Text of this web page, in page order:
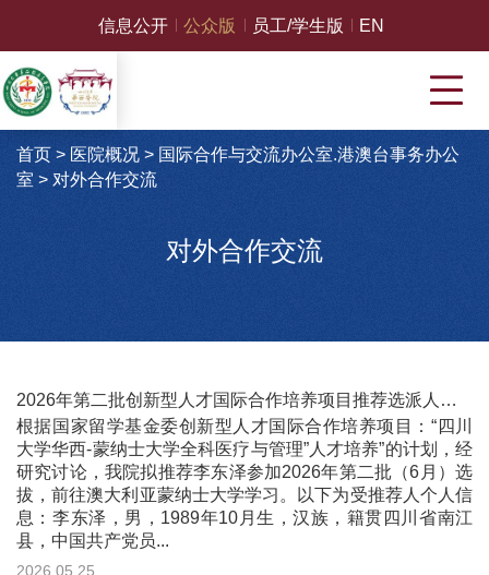
信息公开 公众版 员工/学生版 EN
首页 > 医院概况> 国际合作与交流办公室.港澳台事务办公
室 > 对外合作交流
对外合作交流
2026年第二批创新型人才国际合作培养项目推荐选派人员公示
根据国家留学基金委创新型人才国际合作培养项目：“四川
大学华西-蒙纳士大学全科医疗与管理”人才培养”的计划，经
研究讨论，我院拟推荐李东泽参加2026年第二批（6月）选
拔，前往澳大利亚蒙纳士大学学习。以下为受推荐人个人信
息：李东泽，男，1989年10月生，汉族，籍贯四川省南江
县，中国共产党员...
2026.05.25